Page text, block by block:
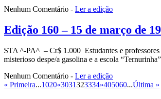
Nenhum Comentário - Ler a edição
Edição 160 – 15 de março de
STA ^-PA^ – Cr$ 1.000 Estudantes e
misterioso despe/a gasolina e a escola
Nenhum Comentário - Ler a edição
« Primeira...1020«3031323334»405060...Última »